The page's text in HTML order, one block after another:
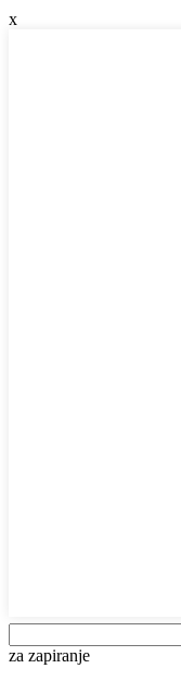
x
za zapiranje